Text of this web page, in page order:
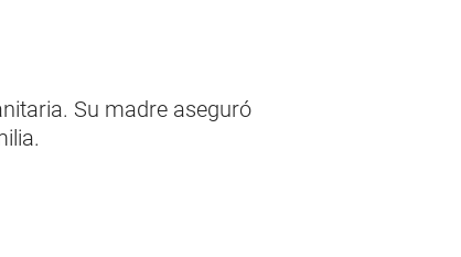
Su madre aseguró